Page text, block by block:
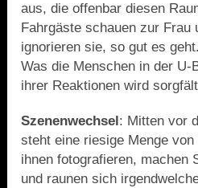
aus, die offenbar diesen
Fahrgäste schauen zur Frau
ignorieren sie, so gut es geht.
Was die Menschen in der U-
ihrer Reaktionen wird
Szenenwechsel : Mitten vor
steht eine riesige Menge
ihnen fotografieren, machen
und raunen sich